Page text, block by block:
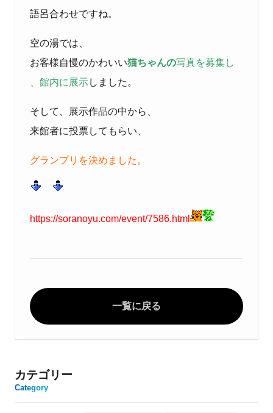
語呂合わせですね。
空の湯では、
お客様自慢のかわいい猫ちゃんの写真を募集し
、館内に展示しました。
そして、展示作品の中から、
来館者に投票してもらい、
グランプリを決めました。
https://soranoyu.com/event/7586.html
一覧に戻る
カテゴリー
Category